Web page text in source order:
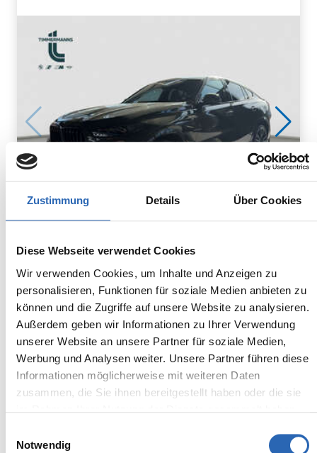
Zustimmung Details Über Cookies
Diese Webseite verwendet Cookies
Wir verwenden Cookies, um Inhalte und Anzeigen zu
personalisieren, Funktionen für soziale Medien anbieten zu
können und die Zugriffe auf unsere Website zu analysieren.
Außerdem geben wir Informationen zu Ihrer Verwendung
unserer Website an unsere Partner für soziale Medien,
Werbung und Analysen weiter. Unsere Partner führen diese
Informationen möglicherweise mit weiteren Daten
zusammen, die Sie ihnen bereitgestellt haben oder die sie
Notwendig
Diesel 0km
inkl. MwSt.
5 Sitze
8 Gänge
5 Türen
6 Zylinder
7.5 l/100km (WLTP)
CO2-Emissionen kombiniert:
196 g/km (WLTP)